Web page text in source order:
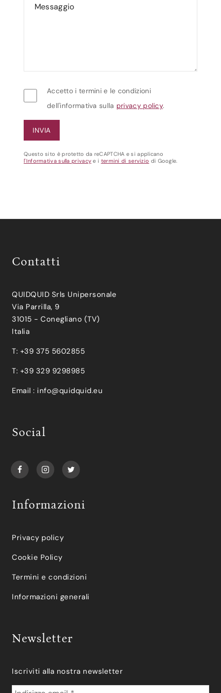
Accetto i termini e le condizioni
dell'informativa sulla privacy policy.
Questo sito è protetto da reCAPTCHA e si applicano
l'Informativa sulla privacy e i termini di servizio di Google.
Contatti
QUIDQUID Srls Unipersonale
Via Parrilla, 9
31015 - Conegliano (TV)
Italia
T: +39 375 5602855
T: +39 329 9298985
Email : info@quidquid.eu
Social
Informazioni
Privacy policy
Cookie Policy
Termini e condizioni
Informazioni generali
Newsletter
Iscriviti alla nostra newsletter